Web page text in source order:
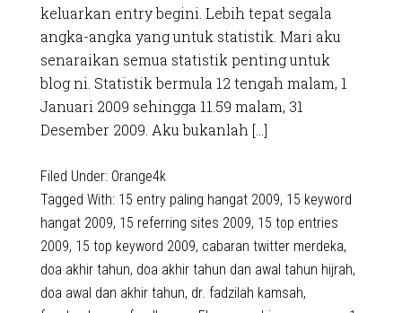
keluarkan entry begini. Lebih tepat segala
angka-angka yang untuk statistik. Mari aku
senaraikan semua statistik penting untuk
blog ni. Statistik bermula 12 tengah malam, 1
Januari 2009 sehingga 11.59 malam, 31
Desember 2009. Aku bukanlah […]
Filed Under: Orange4k
Tagged With: 15 entry paling hangat 2009, 15 keyword
hangat 2009, 15 referring sites 2009, 15 top entries
2009, 15 top keyword 2009, cabaran twitter merdeka,
doa akhir tahun, doa akhir tahun dan awal tahun hijrah,
doa awal dan akhir tahun, dr. fadzilah kamsah,